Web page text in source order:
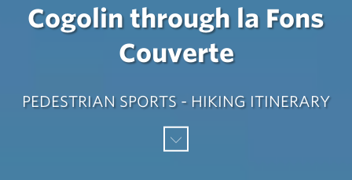
Cogolin through la Fons
Couverte
PEDESTRIAN SPORTS - HIKING ITINERARY